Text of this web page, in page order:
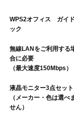
WPS2オフィス ガイ
ック
無線LANをご利用する
合に必要
（最大速度150Mbps）
液晶モニター3点セット
（メーカー・色は選べ
せん）